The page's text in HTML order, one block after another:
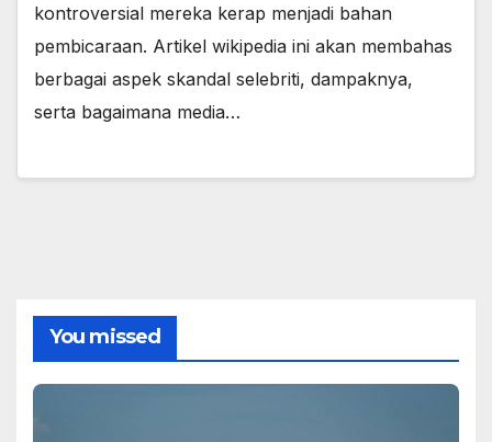
kontroversial mereka kerap menjadi bahan
pembicaraan. Artikel wikipedia ini akan membahas
berbagai aspek skandal selebriti, dampaknya,
serta bagaimana media…
You missed